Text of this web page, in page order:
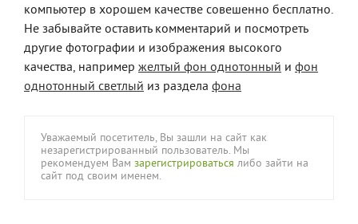
компьютер в хорошем качестве совешенно бесплатно.
Не забывайте оставить комментарий и посмотреть
другие фотографии и изображения высокого
качества, например желтый фон однотонный и фон
однотонный светлый из раздела фона
Уважаемый посетитель, Вы зашли на сайт как
незарегистрированный пользователь. Мы
рекомендуем Вам зарегистрироваться либо зайти на
сайт под своим именем.